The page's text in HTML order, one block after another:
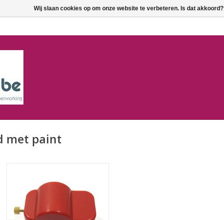
met paint
TOEVOEGEN AAN WINKELWAGEN
Wij slaan cookies op om onze website te verbeteren. Is dat akkoord?